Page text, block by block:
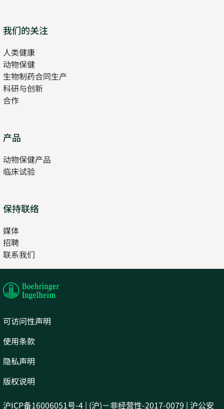
我们的关注
人类健康
new
tab
动物保健
生物制药合同生产
科研与创新
合作
产品
new
tab
动物保健产品
临床试验
保持联络
媒体
招聘
in
new
联系我们
in
tab
可访问性声明
使用条款
隐私声明
版权说明
沪ICP备16006051号-4 | (沪)－非经营性-2017-0079 | 沪公安